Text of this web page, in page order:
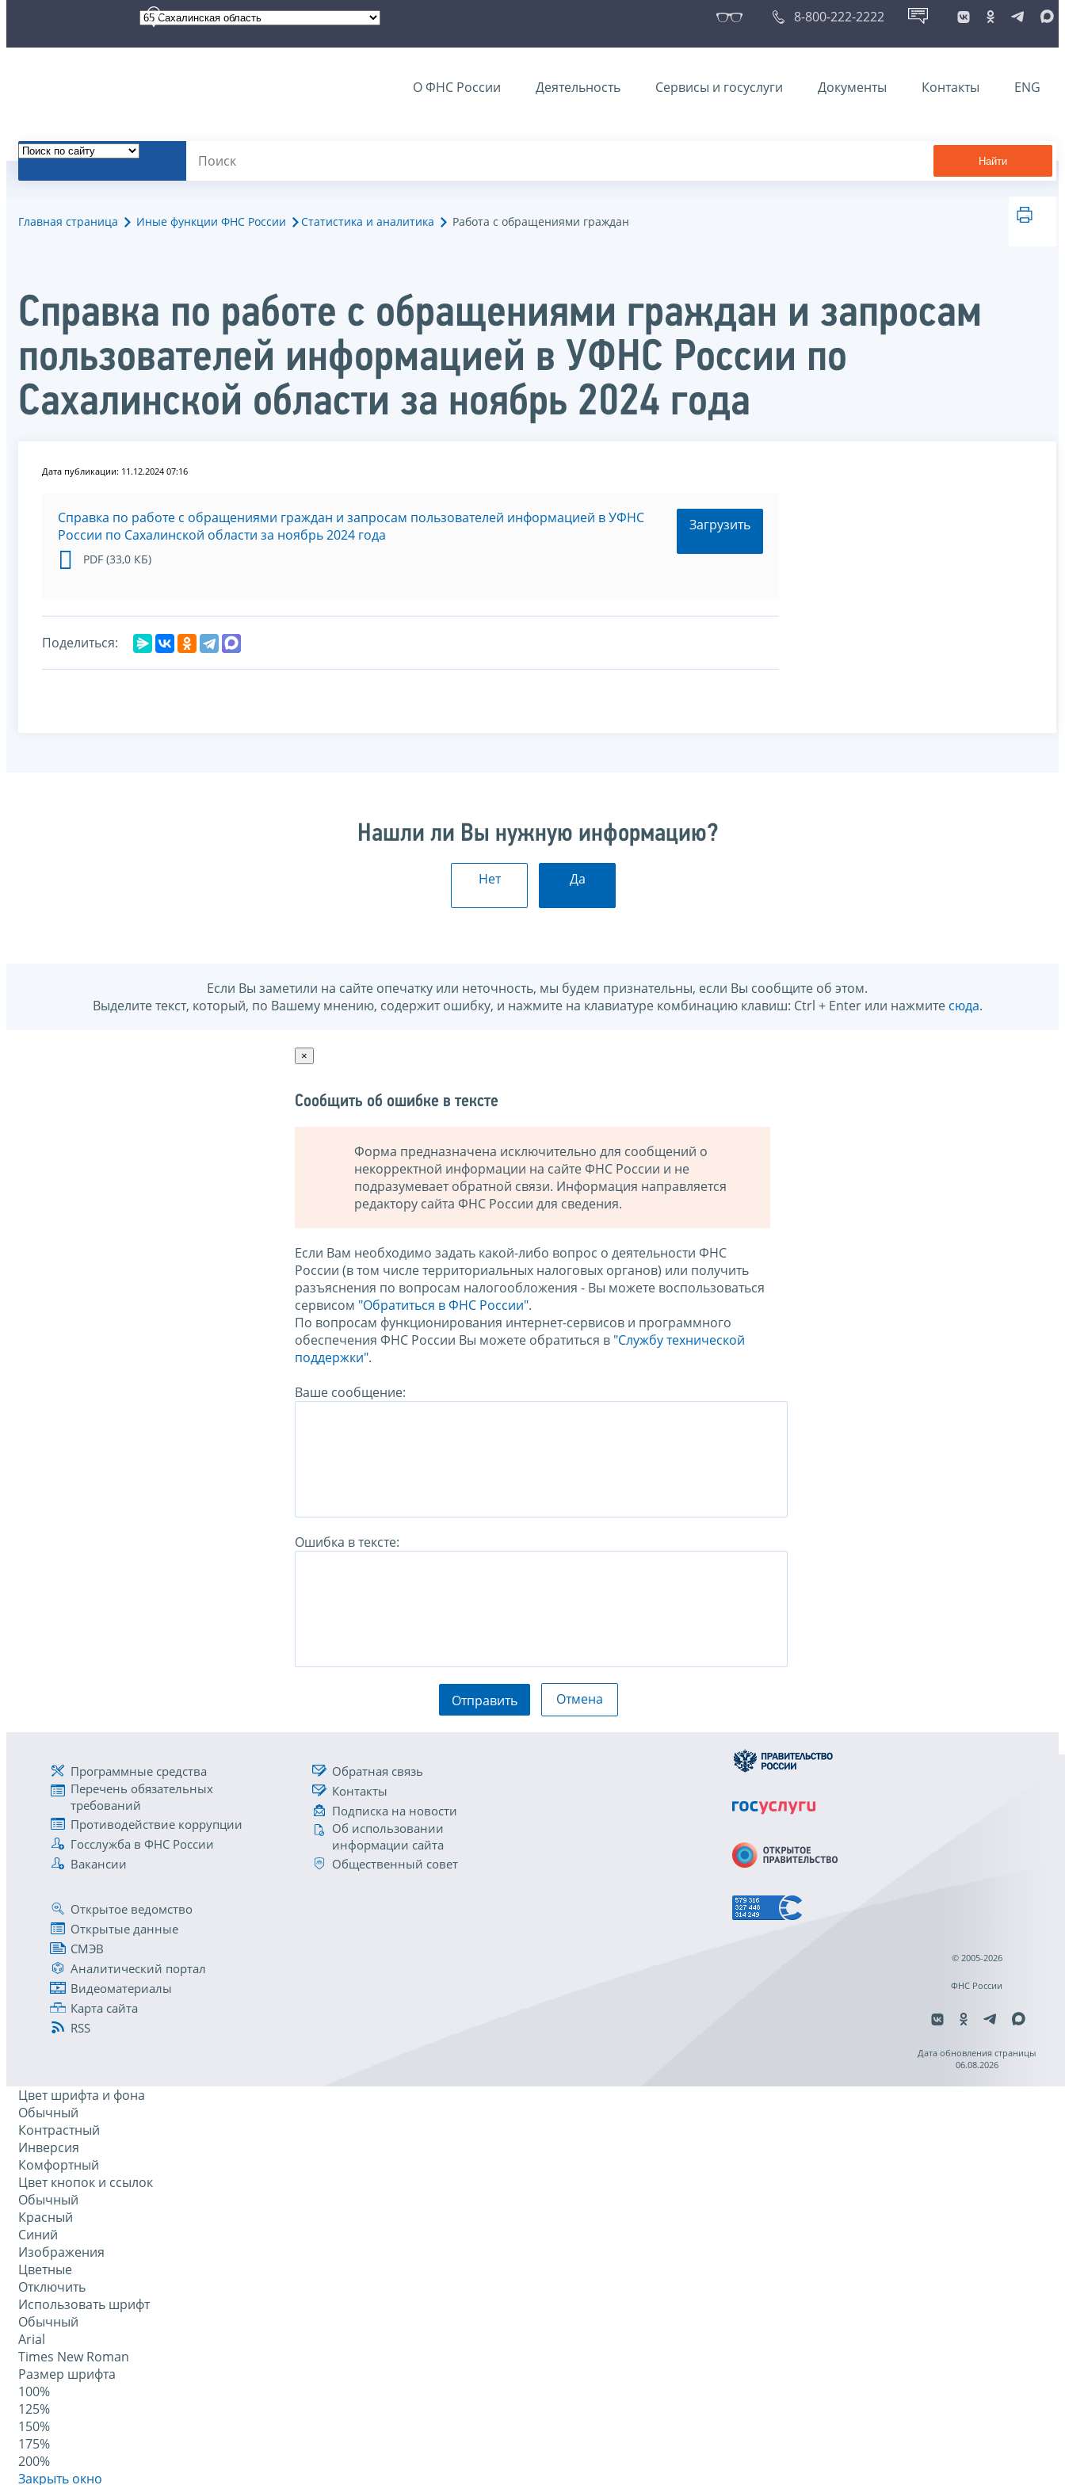
8-800-222-2222
О ФНС России Деятельность Сервисы и госуслуги Документы Контакты ENG
Найти
Главная страница Иные функции ФНС России Статистика и аналитика Работа с обращениями граждан
Справка по работе с обращениями граждан и запросам
пользователей информацией в УФНС России по
Сахалинской области за ноябрь 2024 года
Дата публикации: 11.12.2024 07:16
Справка по работе с обращениями граждан и запросам пользователей информацией в УФНС
России по Сахалинской области за ноябрь 2024 года
PDF (33,0 КБ)
Загрузить
Поделиться:
Нашли ли Вы нужную информацию?
Нет Да
Если Вы заметили на сайте опечатку или неточность, мы будем признательны, если Вы сообщите об этом.
Выделите текст, который, по Вашему мнению, содержит ошибку, и нажмите на клавиатуре комбинацию клавиш: Ctrl + Enter или нажмите сюда.
×
Сообщить об ошибке в тексте
Форма предназначена исключительно для сообщений о
некорректной информации на сайте ФНС России и не
подразумевает обратной связи. Информация направляется
редактору сайта ФНС России для сведения.
Если Вам необходимо задать какой-либо вопрос о деятельности ФНС
России (в том числе территориальных налоговых органов) или получить
разъяснения по вопросам налогообложения - Вы можете воспользоваться
сервисом "Обратиться в ФНС России".
По вопросам функционирования интернет-сервисов и программного
обеспечения ФНС России Вы можете обратиться в "Службу технической
поддержки".
Ваше сообщение:
Ошибка в тексте:
Отправить Отмена
Программные средства
Перечень обязательных
требований
Противодействие коррупции
Госслужба в ФНС России
Вакансии
Обратная связь
Контакты
Подписка на новости
Об использовании
информации сайта
Общественный совет
Открытое ведомство
Открытые данные
СМЭВ
Аналитический портал
Видеоматериалы
Карта сайта
RSS
© 2005-2026
ФНС России
Дата обновления страницы
06.08.2026
Цвет шрифта и фона
Обычный
Контрастный
Инверсия
Комфортный
Цвет кнопок и ссылок
Обычный
Красный
Синий
Изображения
Цветные
Отключить
Использовать шрифт
Обычный
Arial
Times New Roman
Размер шрифта
100%
125%
150%
175%
200%
Закрыть окно